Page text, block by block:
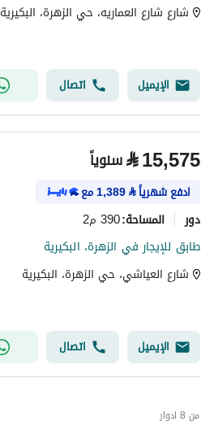
شارع شارع العماريه، حي الزهرة، البكيرية
الإيميل اتصال
⃁15,575 سنوياً
ادفع شهرياً⃁
1,389مع
دور المساحة:390 م2
طابق للإيجار في الزهرة، البكيرية
شارع العياشي، حي الزهرة، البكيرية
الإيميل اتصال